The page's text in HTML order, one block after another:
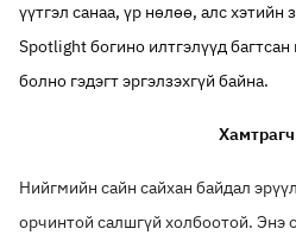
үүтгэл санаа, үр нөлөө, алс хэтийн
Spotlight богино илтгэлүүд
болно гэдэгт эргэлзэхгүй байна.
Нийгмийн сайн сайхан байдал
орчинтой салшгүй холбоотой. Энэ